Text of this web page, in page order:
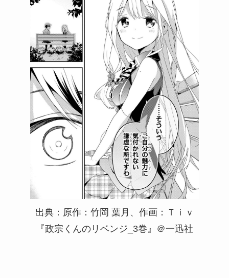
出典：原作：竹岡 葉月、作画：Ｔｉｖ
『政宗くんのリベンジ_3巻』＠一迅社